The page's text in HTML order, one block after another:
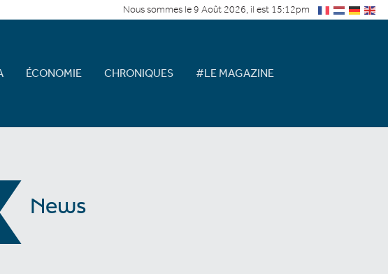
Nous sommes le 9 Août 2026, il est 15:12pm
ÉCONOMIE CHRONIQUES #LE MAGAZINE
News